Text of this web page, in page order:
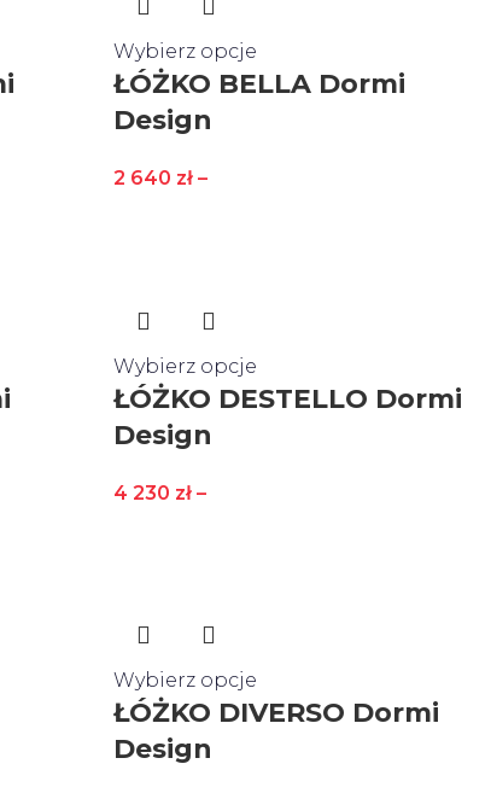
Wybierz opcje
ŁÓŻKO BELLA Dormi
Design
2 640 zł –
Wybierz opcje
ŁÓŻKO DESTELLO Dormi
Design
4 230 zł –
Wybierz opcje
ŁÓŻKO DIVERSO Dormi
Design